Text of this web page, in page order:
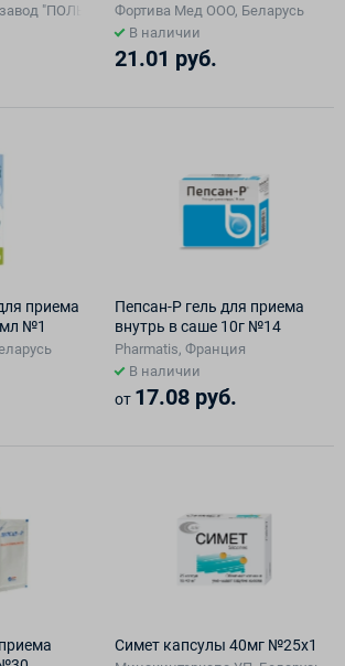
"ПОЛЬФАРМА" АО Отдел Медана в Серадзе,
Фортива Мед ООО, Беларусь
В наличии
21.01 руб.
приема
№1
Пепсан-Р гель для приема
внутрь в саше 10г №14
Pharmatis, Франция
В наличии
от 17.08 руб.
Симет капсулы 40мг №25х1